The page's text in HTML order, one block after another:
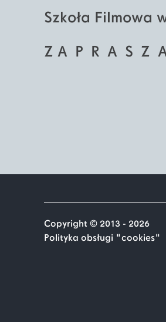
Szkoła Filmowa
Z A P R A S Z
Copyright © 2013 - 2026
Polityka obsługi "cookies"